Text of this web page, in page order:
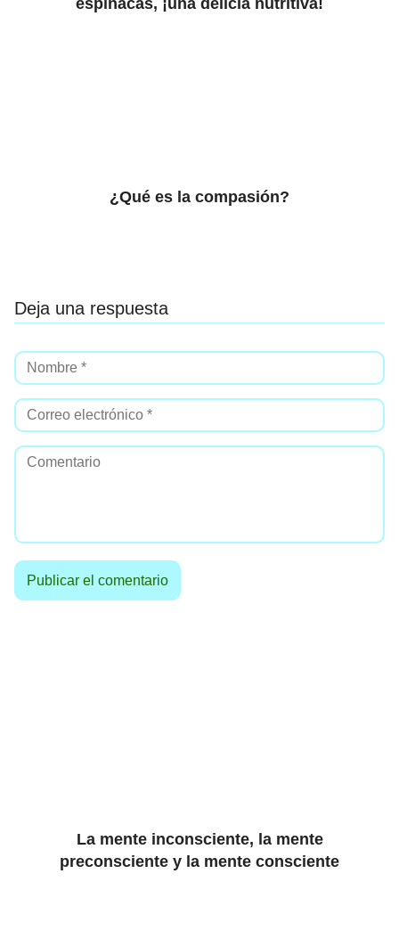
espinacas, ¡una delicia nutritiva!
¿Qué es la compasión?
Deja una respuesta
La mente inconsciente, la mente
preconsciente y la mente consciente